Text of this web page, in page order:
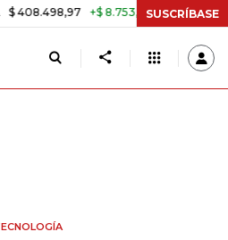
+$ 8.753,81 +2,19% TASA DE
SUSCRÍBASE